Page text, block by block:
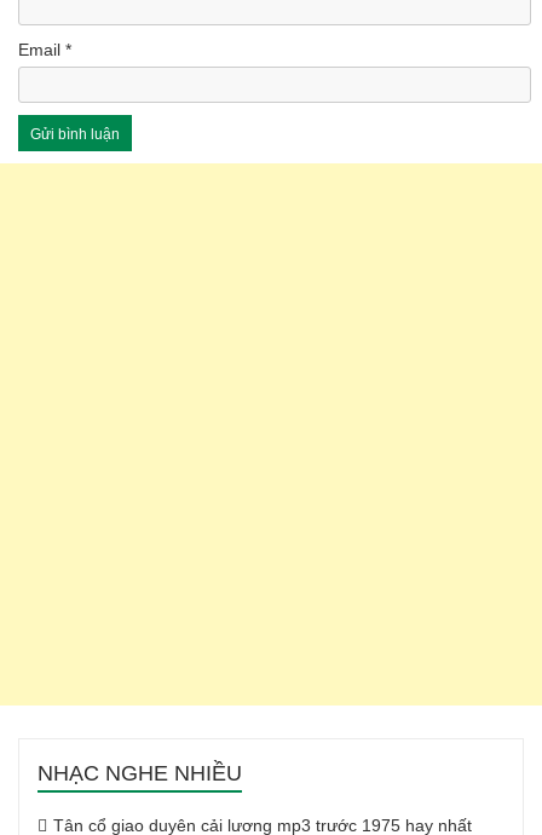
Email *
NHẠC NGHE NHIỀU
Tân cổ giao duyên cải lương mp3 trước 1975 hay nhất